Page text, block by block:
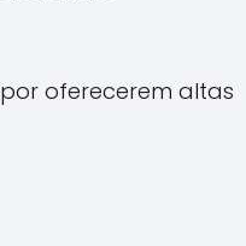
oferecerem altas